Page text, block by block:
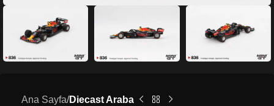
Ana Sayfa Diecast Araba